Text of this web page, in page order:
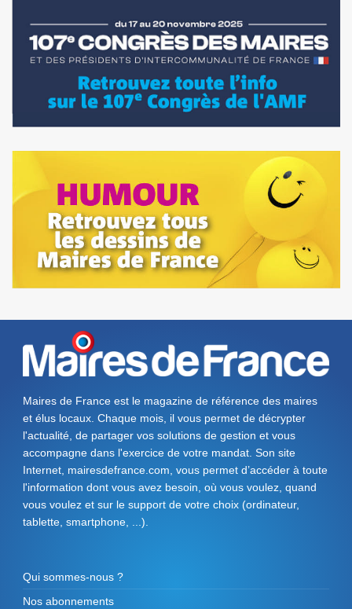
Maires de France est le magazine de référence des maires
et élus locaux. Chaque mois, il vous permet de décrypter
l'actualité, de partager vos solutions de gestion et vous
accompagne dans l'exercice de votre mandat. Son site
Internet, mairesdefrance.com, vous permet d’accéder à toute
l'information dont vous avez besoin, où vous voulez, quand
vous voulez et sur le support de votre choix (ordinateur,
tablette, smartphone, ...).
Qui sommes-nous ?
Nos abonnements